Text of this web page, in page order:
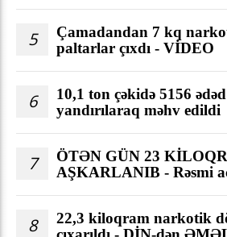
5
Çamadandan 7 kq
paltarlar çıxdı - VİDEO
6
10,1 ton çəkidə 5156
yandırılaraq məhv edildi
7
ÖTƏN GÜN 23
AŞKARLANIB - Rəsmi
8
22,3 kiloqram narkotik